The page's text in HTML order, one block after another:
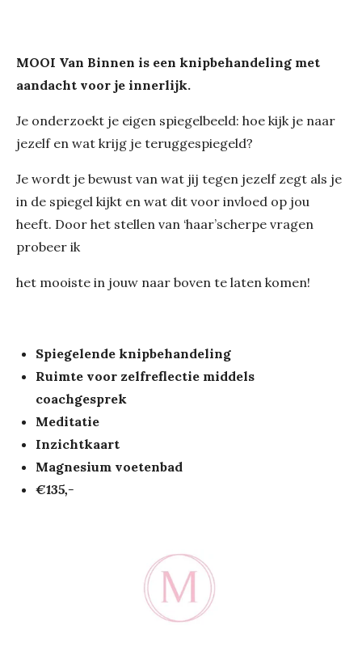
MOOI Van Binnen is een knipbehandeling met
aandacht voor je innerlijk.
Je onderzoekt je eigen spiegelbeeld: hoe kijk je naar
jezelf en wat krijg je teruggespiegeld?
Je wordt je bewust van wat jij tegen jezelf zegt als je
in de spiegel kijkt en wat dit voor invloed op jou
heeft. Door het stellen van ‘haar’scherpe vragen
probeer ik
het mooiste in jouw naar boven te laten komen!
Spiegelende knipbehandeling
Ruimte voor zelfreflectie middels
coachgesprek
Meditatie
Inzichtkaart
Magnesium voetenbad
€135,-